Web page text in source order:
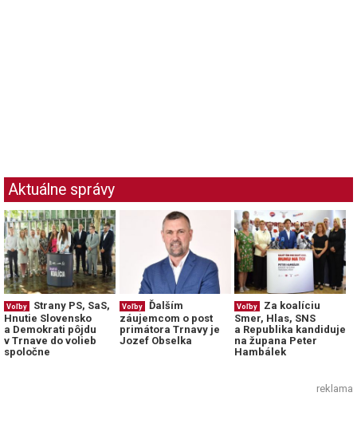
Aktuálne správy
Voľby
Strany PS, SaS,
Hnutie Slovensko
a Demokrati pôjdu
v Trnave do volieb
spoločne
Voľby
Ďalším
záujemcom o post
primátora Trnavy je
Jozef Obselka
Voľby
Za koalíciu
Smer, Hlas, SNS
a Republika kandiduje
na župana Peter
Hambálek
reklama